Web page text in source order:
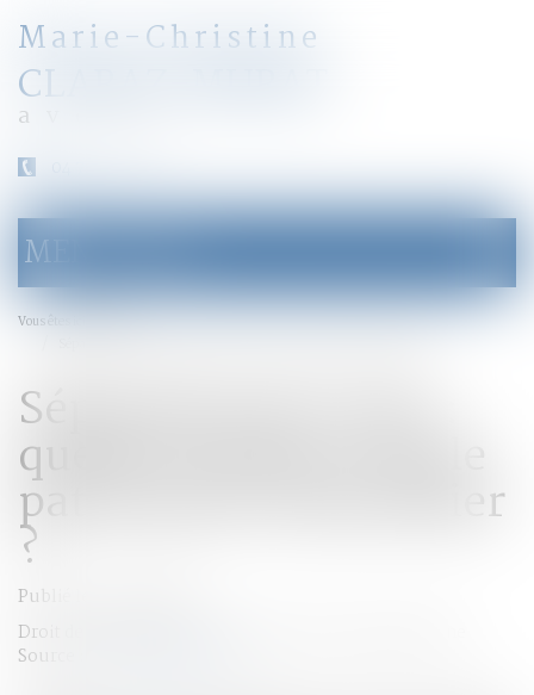
Marie-Christine
CLARAZ-MURAT
avocat
le
menu
MENU
Vous êtes ici :
Séparation de corps :
quelle incidence sur le
patrimoine immobilier
?
Publié le :
Droit de la famille, des personnes et de leur patrimoine
Source :